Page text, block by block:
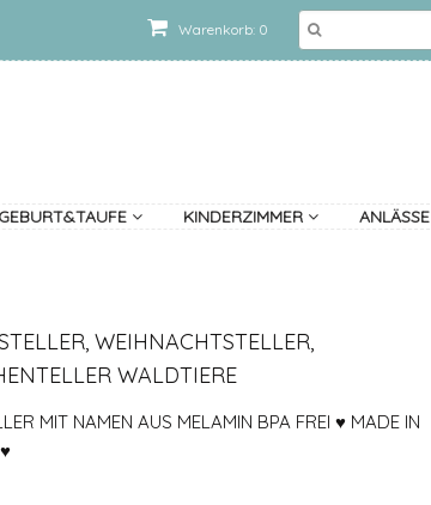
Warenkorb: 0
GEBURT&TAUFE KINDERZIMMER ANLÄSSE
WEIHNACHTSTELLER,
WALDTIERE
MIT NAMEN AUS MELAMIN BPA FREI ♥ MADE IN